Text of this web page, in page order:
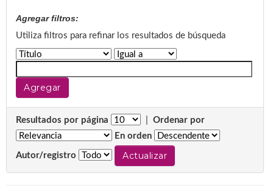
Agregar filtros:
Utiliza filtros para refinar los resultados de búsqueda
Resultados por página
Ordenar por
En orden
Autor/registro